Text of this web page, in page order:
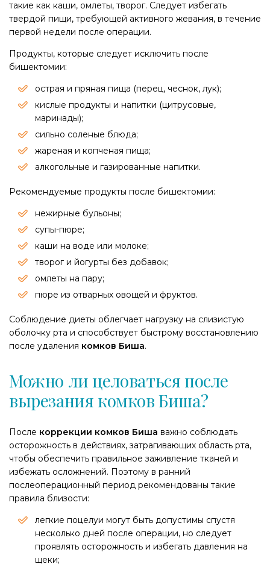
такие как каши, омлеты, творог. Следует избегать
твердой пищи, требующей активного жевания, в течение
первой недели после операции.
Продукты, которые следует исключить после
бишектомии:
острая и пряная пища (перец, чеснок, лук);​
кислые продукты и напитки (цитрусовые,
маринады);​
сильно соленые блюда;​
жареная и копченая пища;​
алкогольные и газированные напитки. ​
Рекомендуемые продукты после бишектомии:
нежирные бульоны;
супы-пюре;
каши на воде или молоке;​
творог и йогурты без добавок;​
омлеты на пару;​
пюре из отварных овощей и фруктов.​
Соблюдение диеты облегчает нагрузку на слизистую
оболочку рта и способствует быстрому восстановлению
после удаления комков Биша.​
Можно ли целоваться после
вырезания комков Биша?
​После коррекции комков Биша важно соблюдать
осторожность в действиях, затрагивающих область рта,
чтобы обеспечить правильное заживление тканей и
избежать осложнений. Поэтому в ранний
послеоперационный период рекомендованы такие
правила близости:
легкие поцелуи могут быть допустимы спустя
несколько дней после операции, но следует
проявлять осторожность и избегать давления на
щеки;